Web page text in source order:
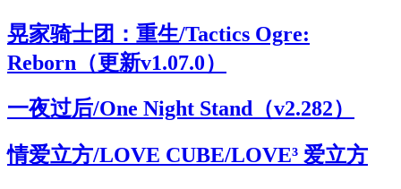
晃家骑士团：重生/Tactics Ogre:
Reborn（更新v1.07.0）
一夜过后/One Night Stand（v2.282）
情爱立方/LOVE CUBE/LOVE³ 爱立方